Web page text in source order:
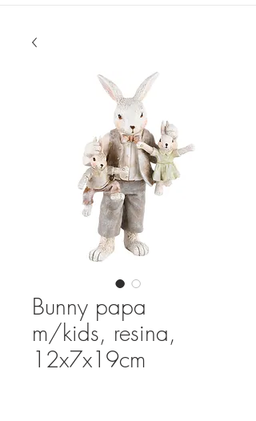
Bunny papa
m/kids, resina,
12x7x19cm